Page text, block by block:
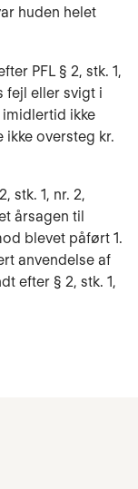
huden helet
PFL § 2, stk. 1,
fejl eller svigt i
ikke
oversteg kr.
stk. 1, nr. 2,
årsagen til
blevet påført 1.
anvendelse af
efter § 2, stk. 1,